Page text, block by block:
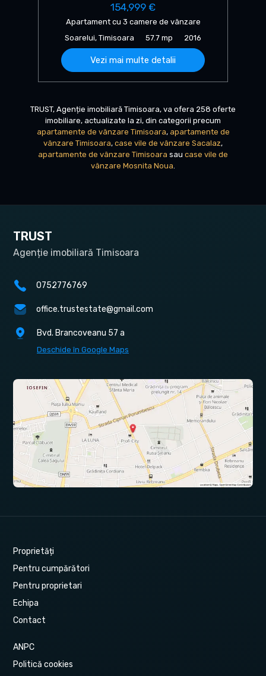
154,999 €
Apartament cu 3 camere de vânzare
Soarelui, Timisoara
57.7 mp 2016
Vezi mai multe detalii
TRUST, Agenție imobiliară Timisoara, va ofera 258 oferte
imobiliare, actualizate la zi, din categorii precum
apartamente de vânzare Timisoara, apartamente de
vânzare Timisoara, case vile de vânzare Sacalaz,
apartamente de vânzare Timisoara sau case vile de
vânzare Mosnita Noua
TRUST
Agenție imobiliară Timisoara
0752776769
office.trustestate@gmail.com
Bvd. Brancoveanu 57 a
Deschide în Google Maps
Proprietăți
Pentru cumpărători
Pentru proprietari
Echipa
Contact
ANPC
Politică cookies